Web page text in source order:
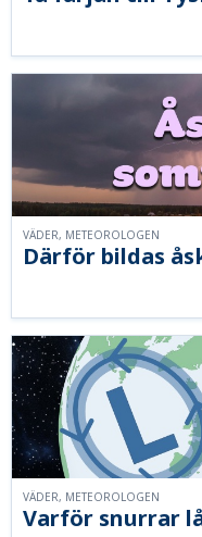
Därför bildas
VÄDER, METEOROLOGEN
Varför snurrar
VÄDER, METEOROLOGEN